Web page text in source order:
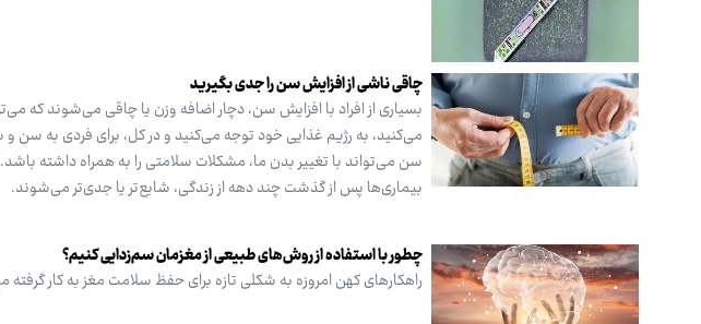
چاقی ناشی از افزایش سن را جدی بگیرید
بسیاری از افراد با افزایش سن، دچار اضافه وزن یا چاقی می‌شوند که
می‌کنید، به رژیم غذایی خود توجه می‌کنید و در کل، برای فردی به سن
سن می‌تواند با تغییر بدن ما، مشکلات سلامتی را به همراه داشته
بیماری‌ها پس از گذشت چند دهه از زندگی، شایع‌تر یا جدی‌تر می‌شوند.
چطور با استفاده از روش‌های طبیعی از مغزمان سم‌زدایی کنیم؟
راهکارهای کهن امروزه به شکلی تازه برای حفظ سلامت مغز به کار